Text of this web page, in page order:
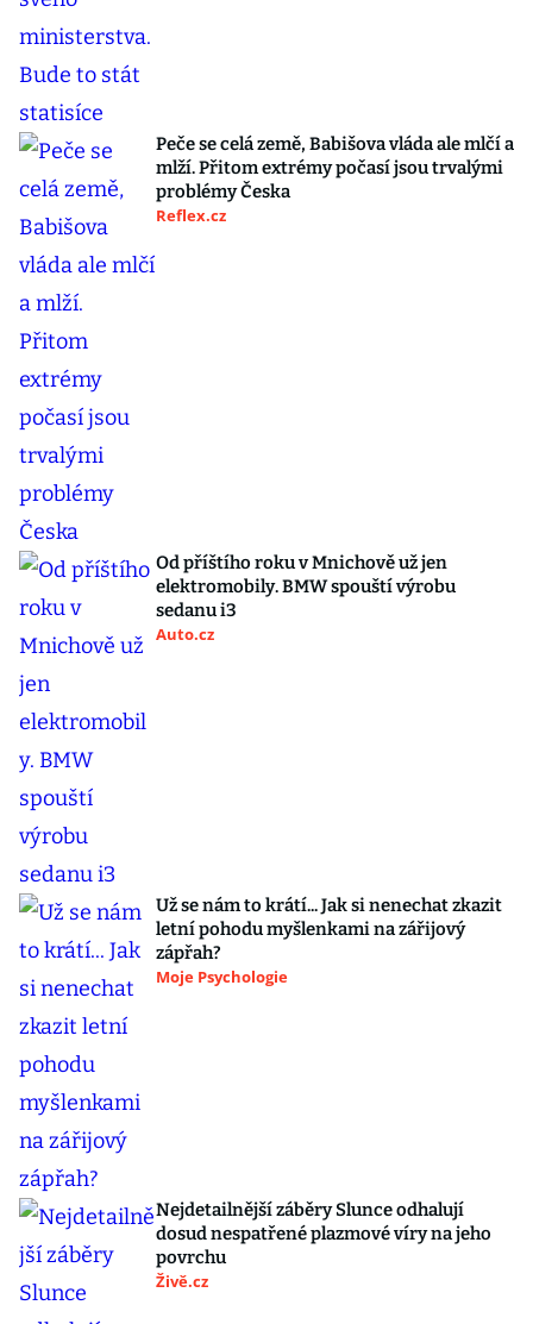
Peče se celá země, Babišova vláda ale mlčí a
mlží. Přitom extrémy počasí jsou trvalými
problémy Česka
Reflex.cz
Od příštího roku v Mnichově už jen
elektromobily. BMW spouští výrobu
sedanu i3
Auto.cz
Už se nám to krátí... Jak si nenechat zkazit
letní pohodu myšlenkami na zářijový
zápřah?
Moje Psychologie
Nejdetailnější záběry Slunce odhalují
dosud nespatřené plazmové víry na jeho
povrchu
Živě.cz